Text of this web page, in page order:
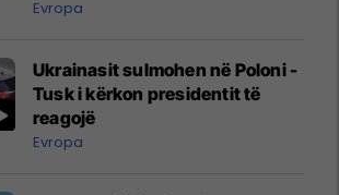
ngritën në ajër për të
Mançesterit
Evropa
Ukrainasit sulmohen në Poloni -
Tusk i kërkon presidentit të
reagojë
Evropa